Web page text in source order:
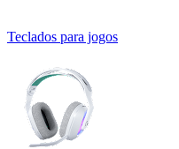
Teclados para jogos